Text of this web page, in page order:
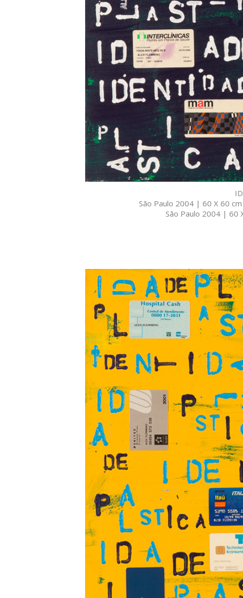
São Paulo 2004 | 60 X 60
São Paulo 2004 | 60